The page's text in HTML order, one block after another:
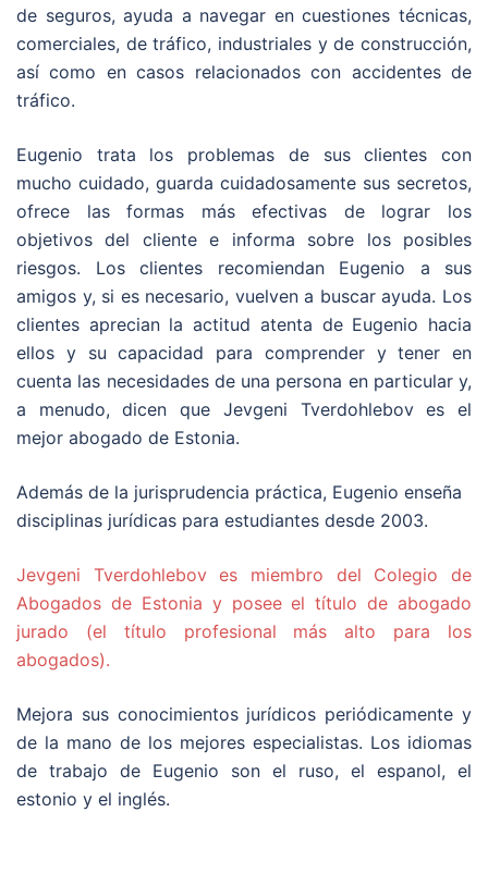
de seguros, ayuda a navegar en cuestiones técnicas,
comerciales, de tráfico, industriales y de construcción,
así como en casos relacionados con accidentes de
tráfico.
Eugenio trata los problemas de sus clientes con
mucho cuidado, guarda cuidadosamente sus secretos,
ofrece las formas más efectivas de lograr los
objetivos del cliente e informa sobre los posibles
riesgos.
Los clientes recomiendan Eugenio a sus
amigos y, si es necesario, vuelven a buscar ayuda. Los
clientes aprecian la actitud atenta de Eugenio hacia
ellos y su capacidad para comprender y tener en
cuenta las necesidades de una persona en particular y,
a menudo, dicen que Jevgeni Tverdohlebov es el
mejor abogado de Estonia.
Además de la jurisprudencia práctica, Eugenio enseña
disciplinas jurídicas para estudiantes desde 2003.
Jevgeni Tverdohlebov es miembro del Colegio de
Abogados de Estonia y posee el título de abogado
jurado (el título profesional más alto para los
abogados).
Mejora sus conocimientos jurídicos periódicamente y
de la mano de los mejores especialistas. Los idiomas
de trabajo de Eugenio son el ruso, el espanol, el
estonio y el inglés.